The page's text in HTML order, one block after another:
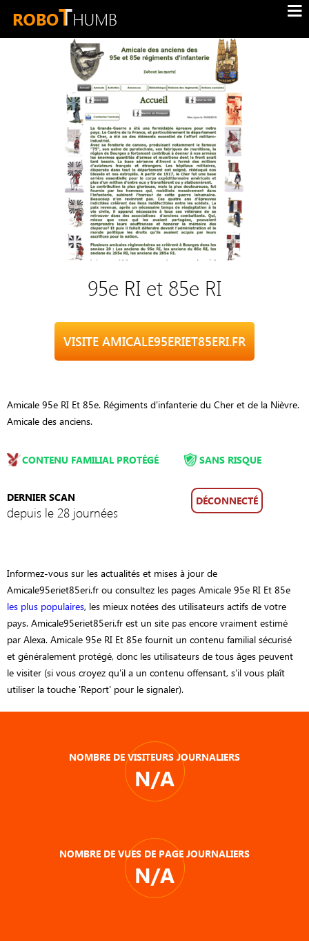
95e RI et 85e RI
VISITE AMICALE95ERIET85ERI.FR
Amicale 95e RI Et 85e. Régiments d'infanterie du Cher et de la Nièvre.
Amicale des anciens.
CONTENU FAMILIAL PROTÉGÉ
DERNIER SCAN
depuis le 28 journées
SANS RISQUE
DÉCONNECTÉ
Informez-vous sur les actualités et mises à jour de
Amicale95eriet85eri.fr ou consultez les pages Amicale 95e RI Et 85e
les plus populaires, les mieux notées des utilisateurs actifs de votre
pays. Amicale95eriet85eri.fr est un site pas encore vraiment estimé
par Alexa. Amicale 95e RI Et 85e fournit un contenu familial sécurisé
et généralement protégé, donc les utilisateurs de tous âges peuvent
le visiter (si vous croyez qu'il a un contenu offensant, s'il vous plaît
utiliser la touche 'Report' pour le signaler).
NOMBRE DE VISITEURS JOURNALIERS
N/A
NOMBRE DE VUES DE PAGE JOURNALIERS
N/A